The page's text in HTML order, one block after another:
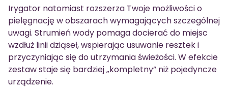
Irygator natomiast rozszerza Twoje możliwości o
pielęgnację w obszarach wymagających szczególnej
uwagi. Strumień wody pomaga docierać do miejsc
wzdłuż linii dziąseł, wspierając usuwanie resztek i
przyczyniając się do utrzymania świeżości. W efekcie
zestaw staje się bardziej „kompletny” niż pojedyncze
urządzenie.